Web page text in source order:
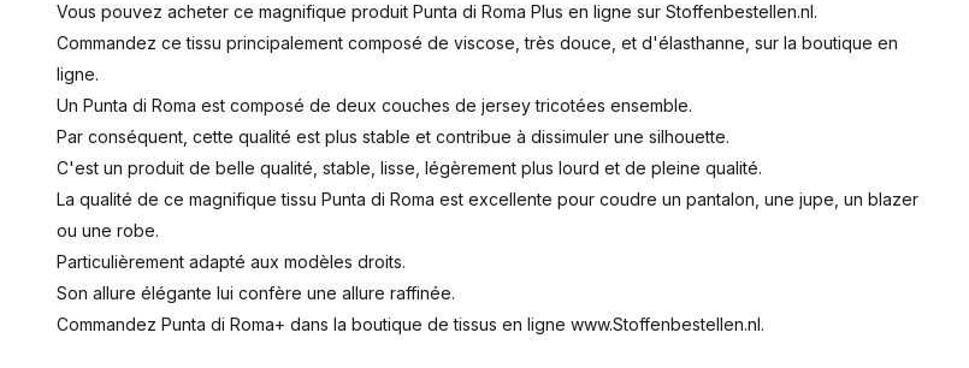
Vous pouvez acheter ce magnifique produit Punta di Roma Plus en ligne sur Stoffenbestellen.nl.
Commandez ce tissu principalement composé de viscose, très douce, et d'élasthanne, sur la boutique en
ligne.
Un Punta di Roma est composé de deux couches de jersey tricotées ensemble.
Par conséquent, cette qualité est plus stable et contribue à dissimuler une silhouette.
C'est un produit de belle qualité, stable, lisse, légèrement plus lourd et de pleine qualité.
La qualité de ce magnifique tissu Punta di Roma est excellente pour coudre un pantalon, une jupe, un blazer
ou une robe.
Particulièrement adapté aux modèles droits.
Son allure élégante lui confère une allure raffinée.
Commandez Punta di Roma+ dans la boutique de tissus en ligne www.Stoffenbestellen.nl.